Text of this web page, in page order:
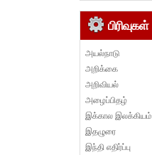
பிரிவுகள்
அயல்நாடு
அறிக்கை
அறிவியல்
அழைப்பிதழ்
இக்கால இலக்கியம்
இதழுரை
இந்தி எதிர்ப்பு